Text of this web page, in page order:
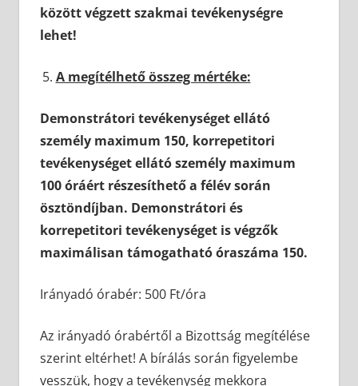
között végzett szakmai tevékenységre
lehet!
A megítélhető összeg mértéke:
Demonstrátori tevékenységet ellátó
személy maximum 150, korrepetitori
tevékenységet ellátó személy maximum
100 óráért részesíthető a félév során
ösztöndíjban. Demonstrátori és
korrepetitori tevékenységet is végzők
maximálisan támogatható óraszáma 150.
Irányadó órabér: 500 Ft/óra
Az irányadó órabértől a Bizottság megítélése
szerint eltérhet! A bírálás során figyelembe
vesszük, hogy a tevékenység mekkora